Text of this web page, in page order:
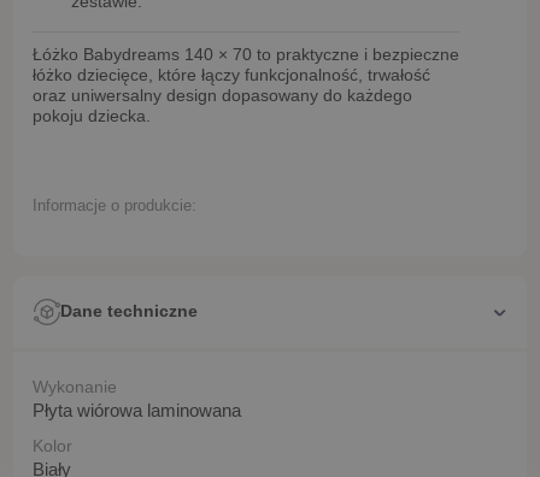
Łóżko Babydreams 140 × 70 to praktyczne i bezpieczne
łóżko dziecięce, które łączy funkcjonalność, trwałość
oraz uniwersalny design dopasowany do każdego
pokoju dziecka.
Informacje o produkcie:
Dane techniczne
Wykonanie
Płyta wiórowa laminowana
Kolor
Biały